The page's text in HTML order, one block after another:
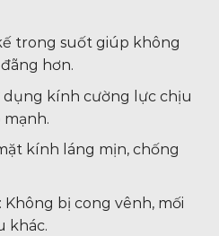
trong suốt giúp không
hơn.
dụng kính cường lực chịu
mạnh.
kính láng mịn, chống
bị cong vênh, mối
khác.